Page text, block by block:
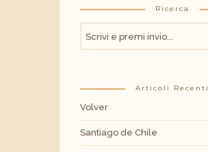
Ricerca
Articoli Recenti
Volver
Santiago de Chile